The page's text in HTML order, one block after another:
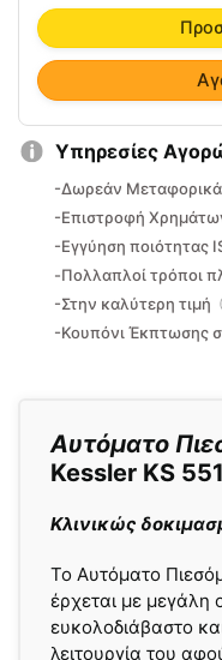
Αυτόματο
Kessler KS 551
Κλινικώς
To Αυτόματο
έρχεται με μεγάλη
ευκολοδιάβαστο
λειτουργία του
ποσότητα
Υπηρεσίες
-Δωρεάν
-Επιστροφή
-Εγγύηση ποιότητας
-Πολλαπλοί τρόποι
-Στην καλύτερη τιμή
-Κουπόνι Έκπτωσης